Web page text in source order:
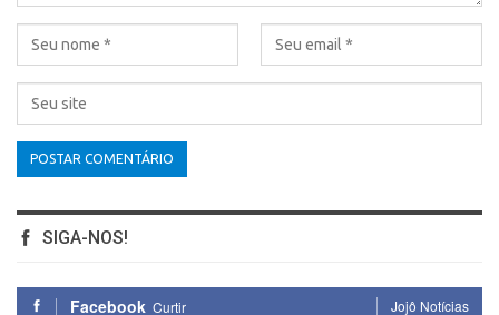
SIGA-NOS!
Facebook Curtir Jojô Notícias